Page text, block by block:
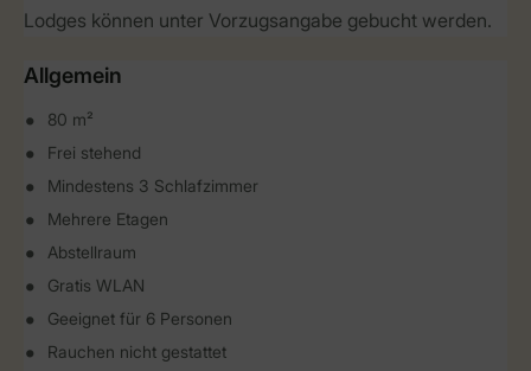
Lodges können unter Vorzugsangabe gebucht werden.
Allgemein
80 m²
Frei stehend
Mindestens 3 Schlafzimmer
Mehrere Etagen
Abstellraum
Gratis WLAN
Geeignet für 6 Personen
Rauchen nicht gestattet